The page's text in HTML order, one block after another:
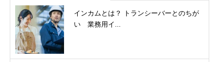
インカムとは？ トランシーバーとのちが
い 業務用イ...